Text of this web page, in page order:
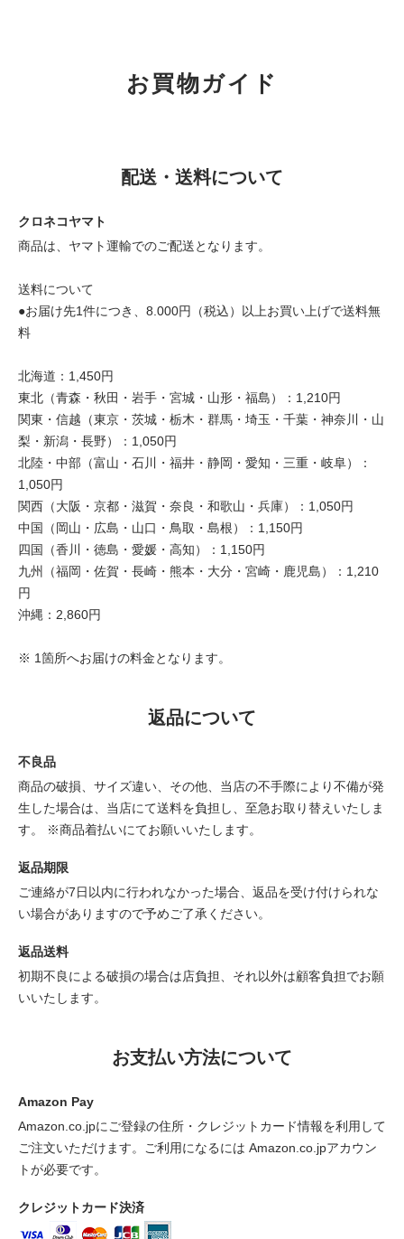
お買物ガイド
配送・送料について
クロネコヤマト
商品は、ヤマト運輸でのご配送となります。
送料について
●お届け先1件につき、8.000円（税込）以上お買い上げで送料無
料
北海道：1,450円
東北（青森・秋田・岩手・宮城・山形・福島）：1,210円
関東・信越（東京・茨城・栃木・群馬・埼玉・千葉・神奈川・山
梨・新潟・長野）：1,050円
北陸・中部（富山・石川・福井・静岡・愛知・三重・岐阜）：
1,050円
関西（大阪・京都・滋賀・奈良・和歌山・兵庫）：1,050円
中国（岡山・広島・山口・鳥取・島根）：1,150円
四国（香川・徳島・愛媛・高知）：1,150円
九州（福岡・佐賀・長崎・熊本・大分・宮崎・鹿児島）：1,210
円
沖縄：2,860円
※ 1箇所へお届けの料金となります。
返品について
不良品
商品の破損、サイズ違い、その他、当店の不手際により不備が発
生した場合は、当店にて送料を負担し、至急お取り替えいたしま
す。 ※商品着払いにてお願いいたします。
返品期限
ご連絡が7日以内に行われなかった場合、返品を受け付けられな
い場合がありますので予めご了承ください。
返品送料
初期不良による破損の場合は店負担、それ以外は顧客負担でお願
いいたします。
お支払い方法について
Amazon Pay
Amazon.co.jpにご登録の住所・クレジットカード情報を利用して
ご注文いただけます。ご利用になるには Amazon.co.jpアカウン
トが必要です。
クレジットカード決済